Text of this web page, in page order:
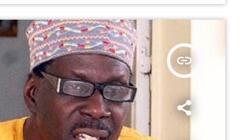
insert_link